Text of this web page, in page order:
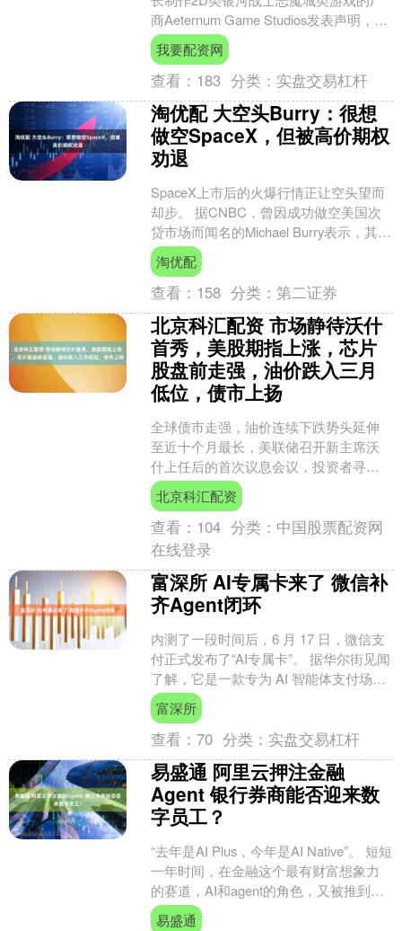
商Aeternum Game Studios发表声明，称
对零售商、发行合作伙伴以及实体收
藏....
我要配资网
查看： 183 分类： 实盘交易杠杆
淘优配 大空头Burry：很想
做空SpaceX，但被高价期权
劝退
SpaceX上市后的火爆行情正让空头望而
却步。 据CNBC，曾因成功做空美国次
贷市场而闻名的Michael Burry表示，其当
前对SpaceX既未建立多头仓位....
淘优配
查看： 158 分类： 第二证券
北京科汇配资 市场静待沃什
首秀，美股期指上涨，芯片
股盘前走强，油价跌入三月
低位，债市上扬
全球债市走强，油价连续下跌势头延伸
至近十个月最长，美联储召开新主席沃
什上任后的首次议息会议，投资者寻找
全球利率走向的新线索。 周三，美股盘
前，三大股指期货上涨，....
北京科汇配资
查看： 104 分类： 中国股票配资网
在线登录
富深所 AI专属卡来了 微信补
齐Agent闭环
内测了一段时间后，6 月 17 日，微信支
付正式发布了“AI专属卡”。 据华尔街见闻
了解，它是一款专为 AI 智能体支付场景
设计、内置于微信零钱内的产品功能。
微....
富深所
查看：70 分类： 实盘交易杠杆
易盛通 阿里云押注金融
Agent 银行券商能否迎来数
字员工？
“去年是AI Plus，今年是AI Native”。 短短
一年时间，在金融这个最有财富想象力
的赛道，AI和agent的角色，又被推到重
来了。 2025年，大模型....
易盛通